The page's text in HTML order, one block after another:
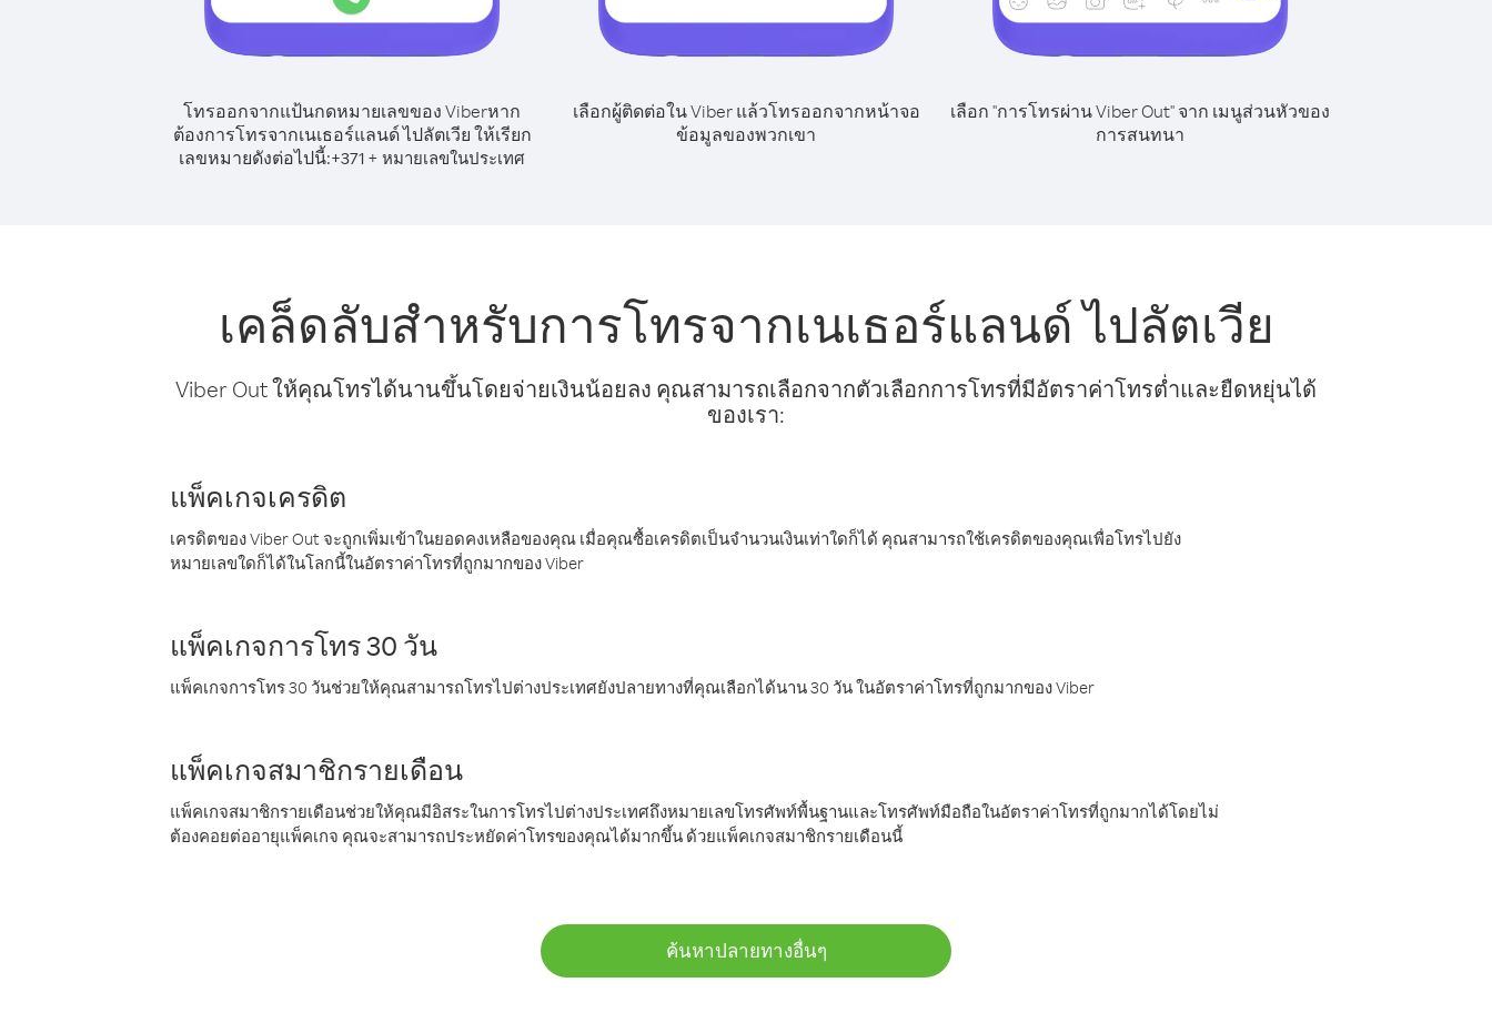
โทรออกจากแป้นกดหมายเลขของ Viberหาก
ต้องการโทรจากเนเธอร์แลนด์ ไปลัตเวีย ให้เรียก
เลขหมายดังต่อไปนี้:+371 + หมายเลขในประเทศ
เลือกผู้ติดต่อใน Viber แล้วโทรออกจากหน้าจอ
ข้อมูลของพวกเขา
เลือก "การโทรผ่าน Viber Out" จาก เมนูส่วนหัวของ
การสนทนา
เคล็ดลับสำหรับการโทรจากเนเธอร์แลนด์ ไปลัตเวีย
Viber Out ให้คุณโทรได้นานขึ้นโดยจ่ายเงินน้อยลง คุณสามารถเลือกจากตัวเลือกการโทรที่มีอัตราค่าโทรต่ำและยืดหยุ่นได้
ของเรา:
แพ็คเกจเครดิต
เครดิตของ Viber Out จะถูกเพิ่มเข้าในยอดคงเหลือของคุณ เมื่อคุณซื้อเครดิตเป็นจำนวนเงินเท่าใดก็ได้ คุณสามารถใช้เครดิตของคุณเพื่อโทรไปยัง
หมายเลขใดก็ได้ในโลกนี้ในอัตราค่าโทรที่ถูกมากของ Viber
แพ็คเกจการโทร 30 วัน
แพ็คเกจการโทร 30 วันช่วยให้คุณสามารถโทรไปต่างประเทศยังปลายทางที่คุณเลือกได้นาน 30 วัน ในอัตราค่าโทรที่ถูกมากของ Viber
แพ็คเกจสมาชิกรายเดือน
แพ็คเกจสมาชิกรายเดือนช่วยให้คุณมีอิสระในการโทรไปต่างประเทศถึงหมายเลขโทรศัพท์พื้นฐานและโทรศัพท์มือถือในอัตราค่าโทรที่ถูกมากได้โดยไม่
ต้องคอยต่ออายุแพ็คเกจ คุณจะสามารถประหยัดค่าโทรของคุณได้มากขึ้น ด้วยแพ็คเกจสมาชิกรายเดือนนี้
ค้นหาปลายทางอื่นๆ